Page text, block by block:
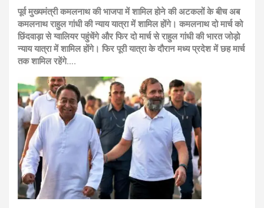
पूर्व मुख्यमंत्री कमलनाथ की भाजपा में शामिल होने की अटकलों के बीच अब
कमलनाथ राहुल गांधी की न्याय यात्रा में शामिल होंगे। कमलनाथ दो मार्च को
छिंदवाड़ा से ग्वालियर पहुंचेंगे और फिर दो मार्च से राहुल गांधी की भारत जोड़ो
न्याय यात्रा में शामिल होंगे। फिर पूरी यात्रा के दौरान मध्य प्रदेश में छह मार्च
तक शामिल रहेंगे….